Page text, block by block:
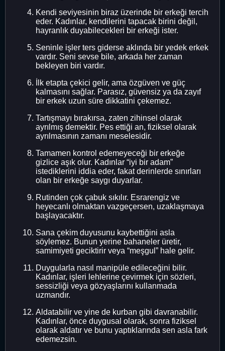
Kendi seviyesinin biraz üzerinde bir erkeği tercih
eder. Kadınlar, kendilerini tapacak birini değil,
hayranlık duyabilecekleri bir erkeği ister.
Seninle işler ters giderse aklında bir yedek erkek
vardır. Seni sevse bile, arkada her zaman
bekleyen biri vardır.
İlk etapta çekici gelir, ama özgüven ve güç
kalmasını sağlar. Parasız, güvensiz ya da zayıf
bir erkek uzun süre dikkatini çekemez.
Tartışmayı bırakırsa, zaten zihinsel olarak
ayrılmış demektir. Pes ettiği an, fiziksel olarak
ayrılmasının zamanı meselesidir.
Tamamen kontrol edemeyeceği bir erkeğe
gizlice aşık olur. Kadınlar “iyi bir adam”
istediklerini iddia eder, fakat derinlerde sınırları
olan bir erkeğe saygı duyarlar.
Rutinden çok çabuk sıkılır. Esrarengiz ve
heyecanlı olmaktan vazgeçersen, uzaklaşmaya
başlayacaktır.
Sana çekim duyusunu kaybettiğini asla
söylemez. Bunun yerine bahaneler üretir,
samimiyeti geciktirir veya “meşgul” hale gelir.
Duygularla nasıl manipüle edileceğini bilir.
Kadınlar, işleri lehlerine çevirmek için sözleri,
sessizliği veya gözyaşlarını kullanmada
uzmandır.
Aldatabilir ve yine de kurban gibi davranabilir.
Kadınlar, önce duygusal olarak, sonra fiziksel
olarak aldatır ve bunu yaptıklarında sen asla fark
edemezsin.